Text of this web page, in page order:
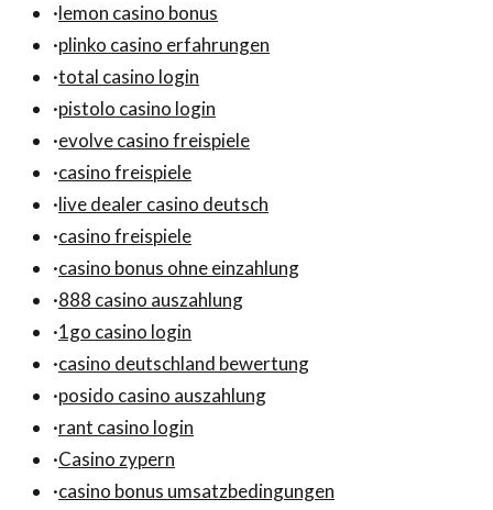
·lemon casino bonus
·plinko casino erfahrungen
·total casino login
·pistolo casino login
·evolve casino freispiele
·casino freispiele
·live dealer casino deutsch
·casino freispiele
·casino bonus ohne einzahlung
·888 casino auszahlung
·1go casino login
·casino deutschland bewertung
·posido casino auszahlung
·rant casino login
·Casino zypern
·casino bonus umsatzbedingungen